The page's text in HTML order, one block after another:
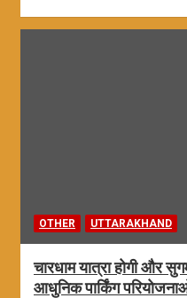
OTHER UTTARAKHAND
चारधाम यात्रा होगी और
आधुनिक पार्किंग